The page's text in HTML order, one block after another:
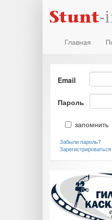
Главная
Email
Пароль
запомнить
Забыли пароль?
Зарегистрироваться